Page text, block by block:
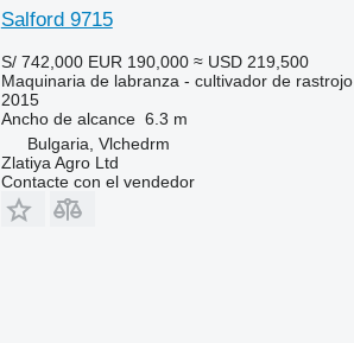
Salford 9715
S/ 742,000 EUR 190,000 ≈ USD 219,500
Maquinaria de labranza - cultivador de rastrojo
2015
Ancho de alcance 6.3 m
Bulgaria, Vlchedrm
Zlatiya Agro Ltd
Contacte con el vendedor